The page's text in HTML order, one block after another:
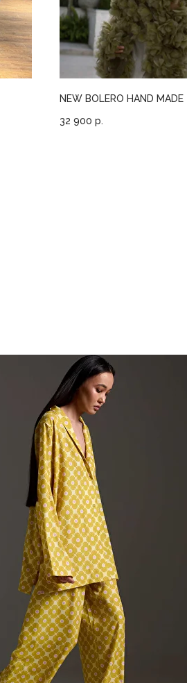
NEW BOLERO HAND MADE
32 900 р.